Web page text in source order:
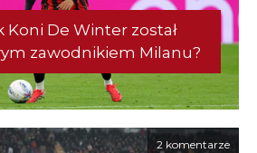
Koni De Winter został
zawodnikiem Milanu?
2 komentarze